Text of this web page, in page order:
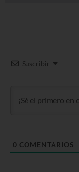
Suscribir
0 COMENTARIOS